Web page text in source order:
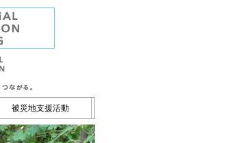
被災地支援活動